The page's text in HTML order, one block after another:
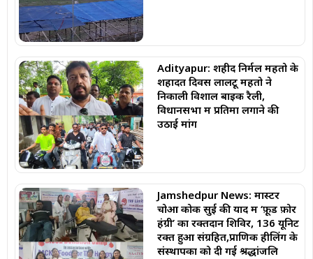
Adityapur: शहीद निर्मल महतो के
शहादत दिवस लालटू महतो ने
निकाली विशाल बाइक रैली,
विधानसभा में प्रतिमा लगाने की
उठाई मांग
Jamshedpur News: मास्टर
चोआ कोक सुई की याद में ‘फ़ूड फ़ोर
हंग्री’ का रक्तदान शिविर, 136 यूनिट
रक्त हुआ संग्रहित,प्राणिक हीलिंग के
संस्थापकों को दी गई श्रद्धांजलि